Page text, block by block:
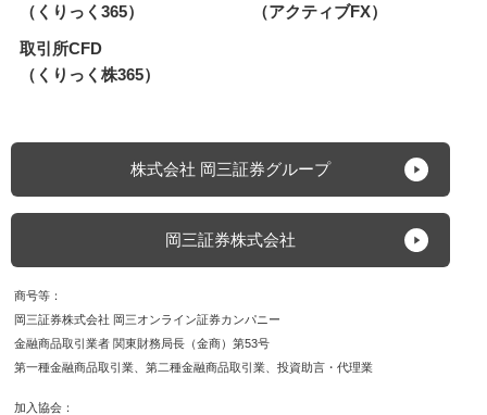
（くりっく365）
（アクティブFX）
取引所CFD
（くりっく株365）
株式会社 岡三証券グループ
岡三証券株式会社
商号等
岡三証券株式会社 岡三オンライン証券カンパニー
金融商品取引業者 関東財務局長（金商）第53号
第一種金融商品取引業
第二種金融商品取引業 投資助言・代理業
加入協会